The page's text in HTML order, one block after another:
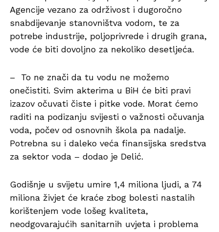
Agencije vezano za održivost i dugoročno
snabdijevanje stanovništva vodom, te za
potrebe industrije, poljoprivrede i drugih grana,
vode će biti dovoljno za nekoliko desetljeća.
– To ne znači da tu vodu ne možemo
onečistiti. Svim akterima u BiH će biti pravi
izazov očuvati čiste i pitke vode. Morat ćemo
raditi na podizanju svijesti o važnosti očuvanja
voda, počev od osnovnih škola pa nadalje.
Potrebna su i daleko veća finansijska sredstva
za sektor voda – dodao je Delić.
Godišnje u svijetu umire 1,4 miliona ljudi, a 74
miliona živjet će kraće zbog bolesti nastalih
korištenjem vode lošeg kvaliteta,
neodgovarajućih sanitarnih uvjeta i problema